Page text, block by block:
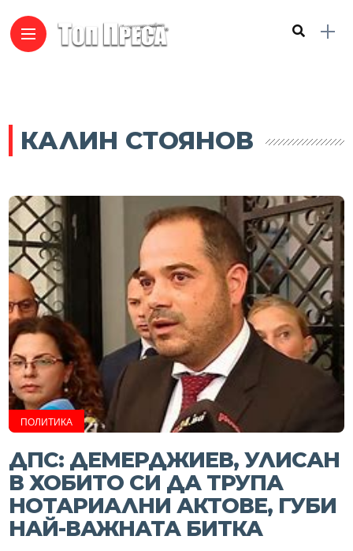
КАЛИН СТОЯНОВ
ПОЛИТИКА
ДПС: ДЕМЕРДЖИЕВ, УЛИСАН
В ХОБИТО СИ ДА ТРУПА
НОТАРИАЛНИ АКТОВЕ, ГУБИ
НАЙ-ВАЖНАТА БИТКА